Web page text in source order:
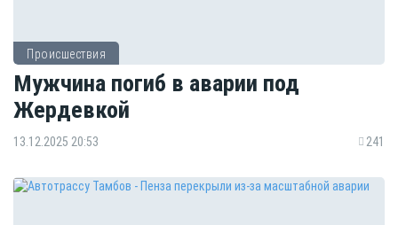
Происшествия
Мужчина погиб в аварии под
Жердевкой
13.12.2025 20:53 241